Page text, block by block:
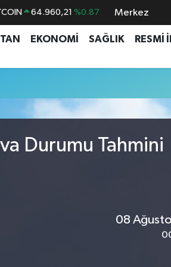
64.960,21 %0.87
DOLAR 47,7436 %0.18
ALTIN 6660.55 %0.03
BİST100 13.779 %-14
Merkez
EKONOMİ SAĞLIK RESMİ
Durumu Tahmini
08